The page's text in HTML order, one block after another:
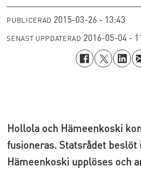
PUBLICERAD 2015-03-26 - 13:43
SENAST UPPDATERAD 2016-05-04 -
Hollola och Hämeenkoski
fusioneras. Statsrådet beslöt
Hämeenkoski upplöses och